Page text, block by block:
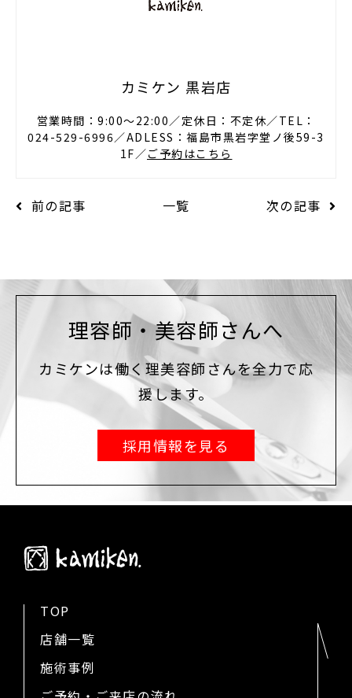
カミケン 黒岩店
営業時間：9:00〜22:00／定休日：不定休／TEL：
024-529-6996／ADLESS：福島市黒岩字堂ノ後59-3
1F／ご予約はこちら
前の記事 一覧 次の記事
理容師・美容師さんへ
カミケンは働く理美容師さんを全力で応
援します。
採用情報を見る
TOP
店舗一覧
施術事例